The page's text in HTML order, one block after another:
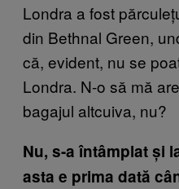
Londra a fost
din Bethnal Green,
că, evident, nu se
Londra. N-o să mă
bagajul altcuiva, nu?
Nu, s-a întâmplat și
asta e prima dată